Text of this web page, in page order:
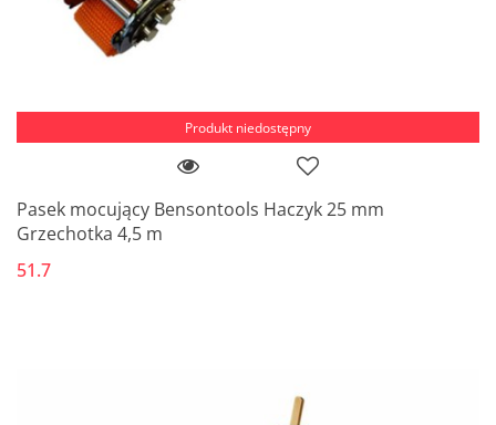
Produkt niedostępny
Pasek mocujący Bensontools Haczyk 25 mm
Grzechotka 4,5 m
51.7